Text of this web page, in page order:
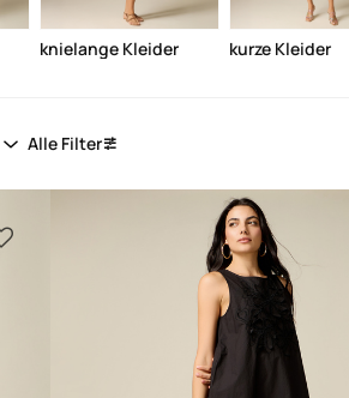
knielange Kleider kurze Kleider
Alle Filter